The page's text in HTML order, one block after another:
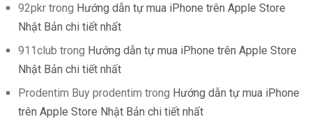
92pkrtrong Hướng dẫn tự mua iPhone trên Apple Store
Nhật Bản chi tiết nhất
911club trong Hướng dẫn tự mua iPhone trên Apple Store
Nhật Bản chi tiết nhất
Prodentim Buy prodentim trong Hướng dẫn tự mua iPhone
trên Apple Store Nhật Bản chi tiết nhất